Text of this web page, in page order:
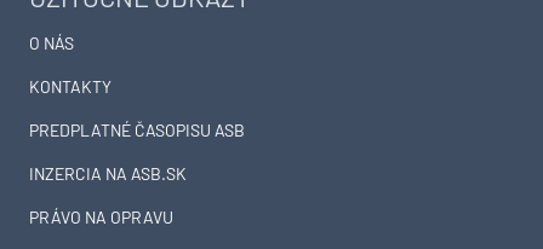
O NÁS
KONTAKTY
PREDPLATNÉ ČASOPISU ASB
INZERCIA NA ASB.SK
PRÁVO NA OPRAVU